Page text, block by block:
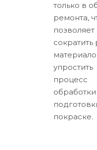
только в
ремонта,
позволяет
сократить
упростить
процесс
покраске.